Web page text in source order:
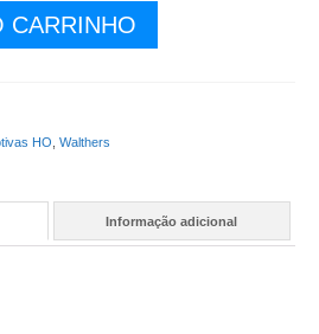
CARRINHO
HO Walthers
Informação adicional